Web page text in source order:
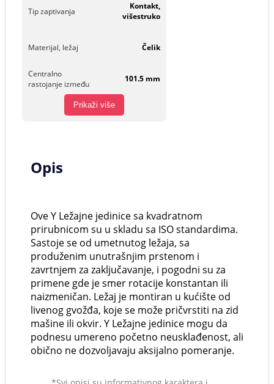
Tip zaptivanja
Kontakt,
višestruko
Materijal, ležaj Čelik
Centralno
rastojanje između
101.5 mm
Prikaži više
Opis
Ove Y Ležajne jedinice sa kvadratnom
prirubnicom su u skladu sa ISO standardima.
Sastoje se od umetnutog ležaja, sa
produženim unutrašnjim prstenom i
zavrtnjem za zaključavanje, i pogodni su za
primene gde je smer rotacije konstantan ili
naizmeničan. Ležaj je montiran u kućište od
livenog gvožđa, koje se može pričvrstiti na zid
mašine ili okvir. Y Ležajne jedinice mogu da
podnesu umereno početno neusklađenost, ali
obično ne dozvoljavaju aksijalno pomeranje.